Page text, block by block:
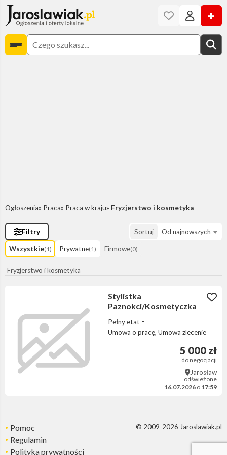
+
Ogłoszenia Praca Praca w kraju Fryzjerstwo i kosmetyka
Filtry Sortuj Od najnowszych
Wszystkie(1) Prywatne(1) Firmowe(0)
Fryzjerstwo i kosmetyka
Stylistka
Paznokci/Kosmetyczka
Pełny etat
Umowa o pracę, Umowa zlecenie
5 000 zł
do negocjacji
Jarosław
odświeżone
16.07.2026 o 17:59
Pomoc
Regulamin
Polityka prywatności
© 2009-2026 Jaroslawiak.pl